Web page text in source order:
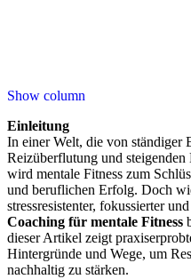
Show column
Einleitung
In einer Welt, die von ständiger
Reizüberflutung und
wird mentale Fitness zum
und beruflichen Erfolg. Doch
stressresistenter, fokussierter
Coaching für mentale Fitness
dieser Artikel zeigt
Hintergründe und Wege, um
nachhaltig zu stärken.